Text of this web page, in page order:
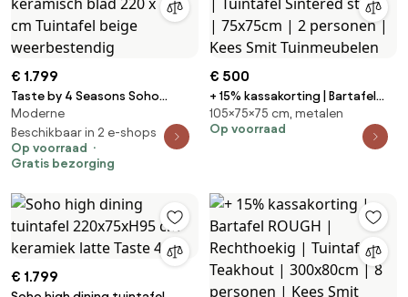
€ 1.799
Taste by 4 Seasons Soho
bartafel latte met keramisch
blad 220 x 75 cm Tuintafel
beige weerbestendig
Moderne
Beschikbaar in 2 e-shops
Op voorraad
Gratis bezorging
€ 500
+ 15% kassakorting | Bartafel
Bellagio | Vierkant | Tuintafel
Sintered stone | 75x75cm | 2
105×75×75 cm, metalen
Op voorraad
€ 1.799